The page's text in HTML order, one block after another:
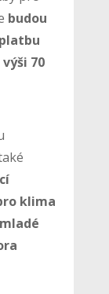
budou
70
klima